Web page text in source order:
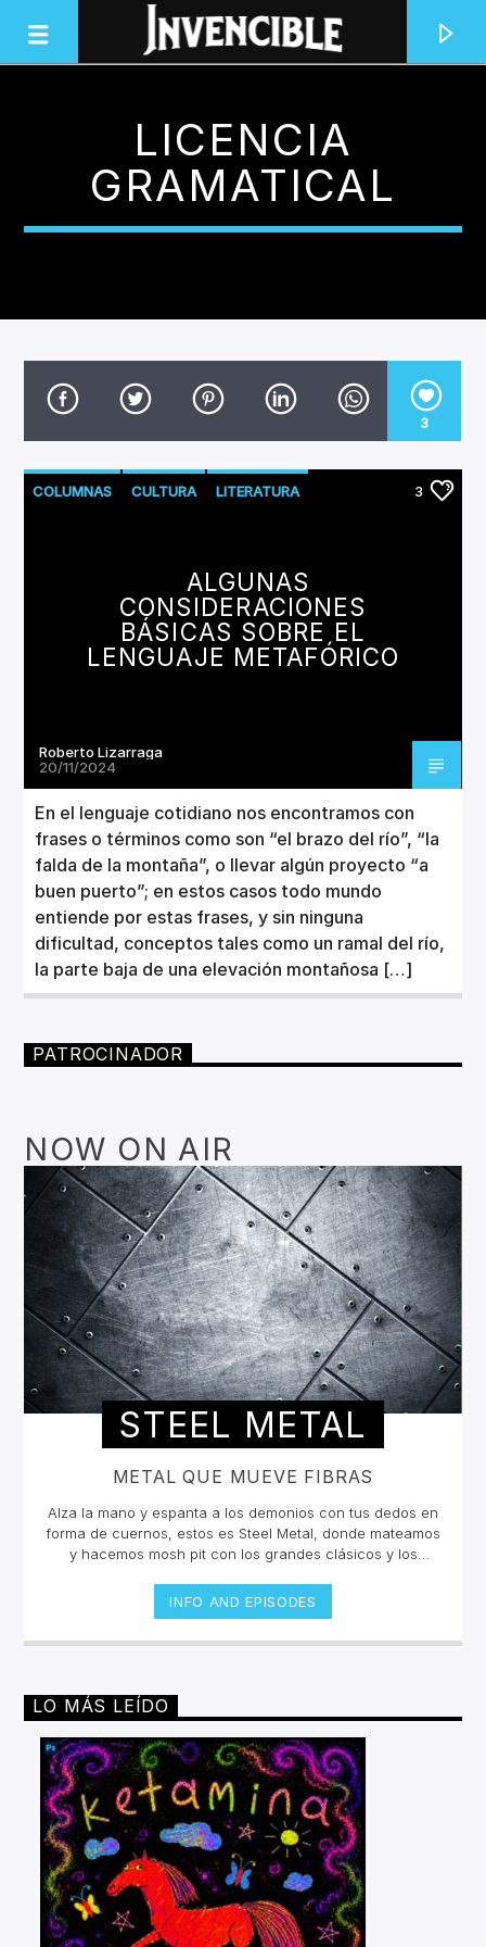
INVENCIBLE RADIO
JUNTOS SOMOS INVENCIBLES
CANCIÓN ACTUAL
LICENCIA
GRAMATICAL
3
COLUMNAS CULTURA LITERATURA 3
ALGUNAS
CONSIDERACIONES
BÁSICAS SOBRE EL
LENGUAJE METAFÓRICO
Roberto Lizarraga
20/11/2024
En el lenguaje cotidiano nos encontramos con
frases o términos como son “el brazo del río”, “la
falda de la montaña”, o llevar algún proyecto “a
buen puerto”; en estos casos todo mundo
entiende por estas frases, y sin ninguna
dificultad, conceptos tales como un ramal del río,
la parte baja de una elevación montañosa […]
PATROCINADOR
NOW ON AIR
STEEL METAL
METAL QUE MUEVE FIBRAS
Alza la mano y espanta a los demonios con tus dedos en
forma de cuernos, estos es Steel Metal, donde mateamos
y hacemos mosh pit con los grandes clásicos y los
Symphonic Metal, Doom, Stoner, Nu Metal, Glam metal,
Speed Metal, Black Metal, Metal Progresivo ¡y más
ruido!Miércoles 6pm a 8 pm | Domingo 10 am a 12 pm por
INFO AND EPISODES
LO MÁS LEÍDO